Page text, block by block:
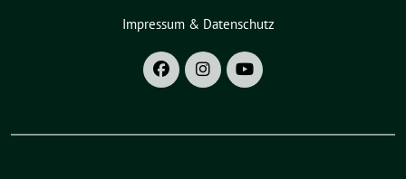
Impressum & Datenschutz